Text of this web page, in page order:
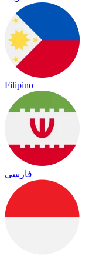
Filipino
فارسی